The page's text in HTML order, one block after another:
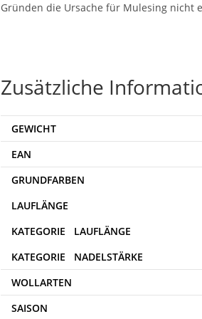
Gründen die Ursache für Mulesing nicht
Zusätzliche
GEWICHT
EAN
WOLLARTEN
SAISON